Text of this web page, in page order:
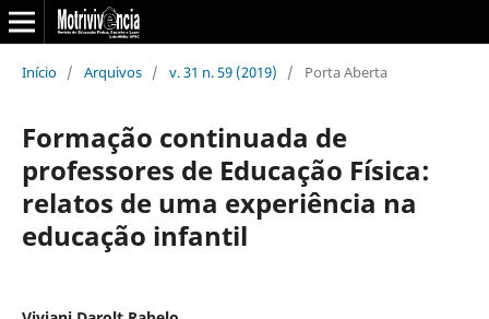
Início / Arquivos / v. 31 n. 59 (2019) / Porta Aberta
Formação continuada de
professores de Educação Física:
relatos de uma experiência na
educação infantil